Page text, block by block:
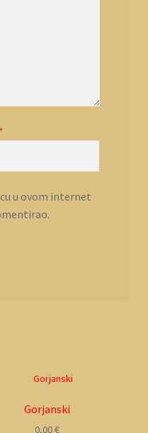
*
u ovom internet
Gorjanski
0,00€